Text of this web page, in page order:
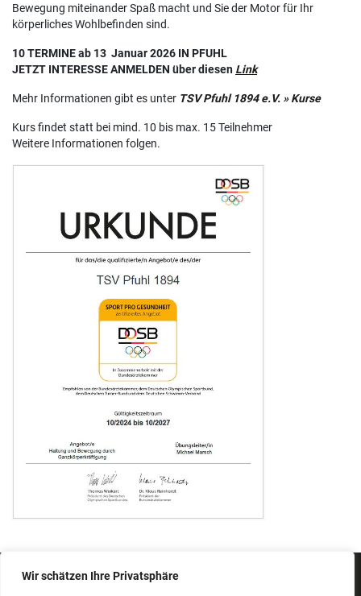
Wir schätzen Ihre Privatsphäre
Bewegung miteinander Spaß macht und Sie der Motor für Ihr
körperliches Wohlbefinden sind.
10 TERMINE ab 13 Januar 2026 IN PFUHL
JETZT INTERESSE ANMELDEN über diesen Link
Mehr Informationen gibt es unter TSV Pfuhl 1894 e.V. » Kurse
Kurs findet statt bei mind. 10 bis max. 15 Teilnehmer
Weitere Informationen folgen.
IMPRESSUM